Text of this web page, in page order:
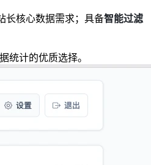
长核心数据需求；具备智能过滤
统计的优质选择。